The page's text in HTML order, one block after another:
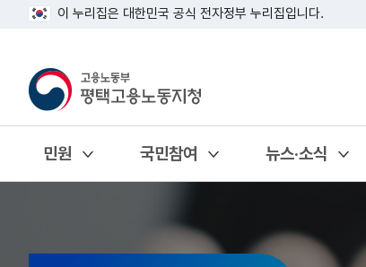
이 누리집은 대한민국 공식 전자정부 누리집입니다.
민원
열기
국민참여
열기
뉴스·소식
열기